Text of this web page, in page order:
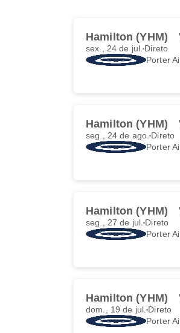
Hamilton (YHM)
sex., 24 de jul. Direto
Porter
Hamilton (YHM)
seg., 24 de ago. Direto
Porter
Hamilton (YHM)
seg., 27 de jul. Direto
Porter
Hamilton (YHM)
dom., 19 de jul. Direto
Porter